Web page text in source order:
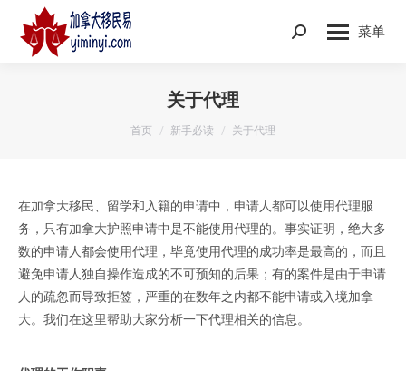
菜单
Search:
关于代理
您在这里：
首页 新手必读 关于代理
在加拿大移民、留学和入籍的申请中，申请人都可以使用代理服
务，只有加拿大护照申请中是不能使用代理的。事实证明，绝大多
数的申请人都会使用代理，毕竟使用代理的成功率是最高的，而且
避免申请人独自操作造成的不可预知的后果；有的案件是由于申请
人的疏忽而导致拒签，严重的在数年之内都不能申请或入境加拿
大。我们在这里帮助大家分析一下代理相关的信息。